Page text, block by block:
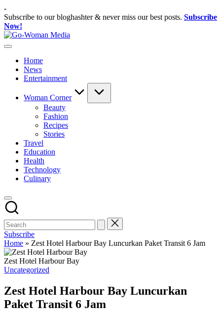
Skip
to
content
-
Subscribe to our bloghashter & never miss our best posts. Subscribe
Now!
Portal
Untuk
Wanita
Indonesia
Home
News
Entertainment
Woman Corner
Beauty
Fashion
Recipes
Stories
Travel
Education
Health
Technology
Culinary
Subscribe
Home » Zest Hotel Harbour Bay Luncurkan Paket Transit 6 Jam
Zest Hotel Harbour Bay
Posted
Uncategorized
Zest Hotel Harbour Bay Luncurkan
Paket Transit 6 Jam